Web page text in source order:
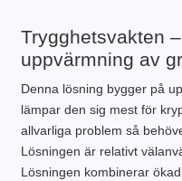
Trygghetsvakten
uppvärmning av
Denna lösning bygger på
lämpar den sig mest för
allvarliga problem så
Lösningen är relativt
Lösningen kombinerar